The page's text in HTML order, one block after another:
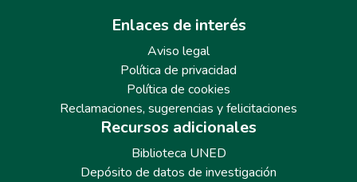
Enlaces de interés
Aviso legal
Política de privacidad
Política de cookies
Reclamaciones, sugerencias y felicitaciones
Recursos adicionales
Biblioteca UNED
Depósito de datos de investigación